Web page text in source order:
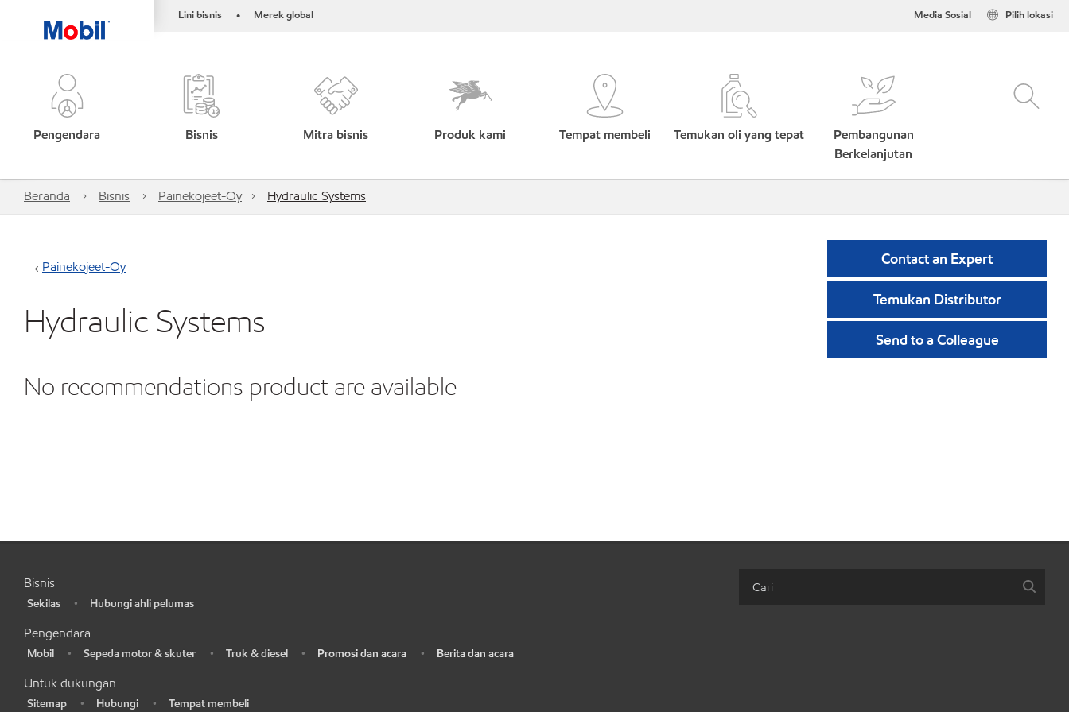
Lini bisnis • Merek global Pilih lokasi
Media Sosial
Pengendara Bisnis Mitra bisnis Produk kami Tempat membeli Temukan oli yang tepat
Pembangunan
Berkelanjutan
Beranda Bisnis Painekojeet-Oy Hydraulic Systems
Painekojeet-Oy
Hydraulic Systems
No recommendations product are available
Contact an Expert
Temukan Distributor
Send to a Colleague
Bisnis
Sekilas • Hubungi ahli pelumas
Pengendara
Mobil • Sepeda motor & skuter • Truk & diesel • Promosi dan acara • Berita dan acara
Untuk dukungan
Sitemap • Hubungi • Tempat membeli